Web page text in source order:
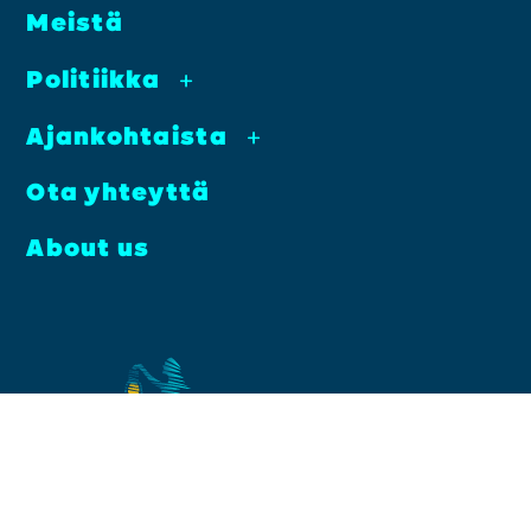
Meis­tä
Poli­tiik­ka
+
Ajan­koh­tais­ta +
Ota yhteyt­tä
About us